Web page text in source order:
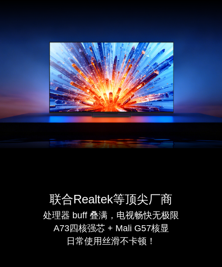
联合Realtek等顶尖厂商
处理器 buff 叠满，电视畅快无极限
A73四核强芯 + Mali G57核显
日常使用丝滑不卡顿！